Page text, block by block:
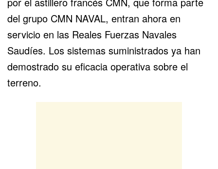
del grupo CMN NAVAL, entran ahora en
servicio en las Reales Fuerzas Navales
Saudíes. Los sistemas suministrados ya han
demostrado su eficacia operativa sobre el
terreno.